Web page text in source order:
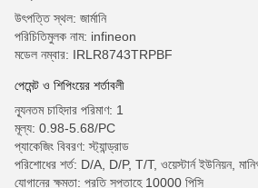
উৎপত্তি স্থল: জার্মানি
পরিচিতিমুলক নাম: infineon
মডেল নম্বার: IRLR8743TRPBF
পেমেন্ট ও শিপিংয়ের শর্তাবলী
ন্যূনতম চাহিদার পরিমাণ: 1
মূল্য: 0.98-5.68/PC
প্যাকেজিং বিবরণ: স্ট্যান্ড্রাড
পরিশোধের শর্ত: D/A, D/P, T/T, ওয়েস্টার্ন ইউনিয়ন,
যোগানের ক্ষমতা: প্রতি সপ্তাহে 10000 পিসি